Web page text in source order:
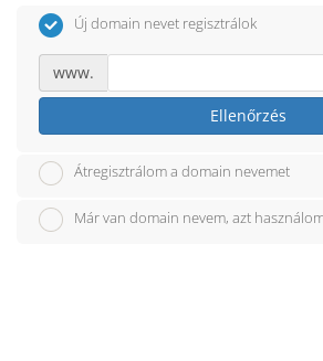
Új domain nevet regisztrálok
www.
Ellenőrzés
Átregisztrálom a domain nevemet
Már van domain nevem, azt